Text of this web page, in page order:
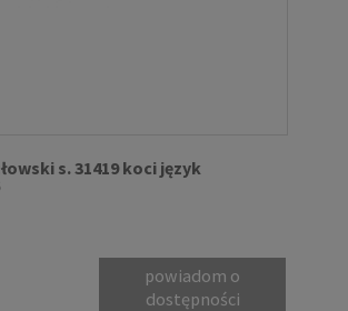
s. 31419 koci język
powiadom o
dostępności